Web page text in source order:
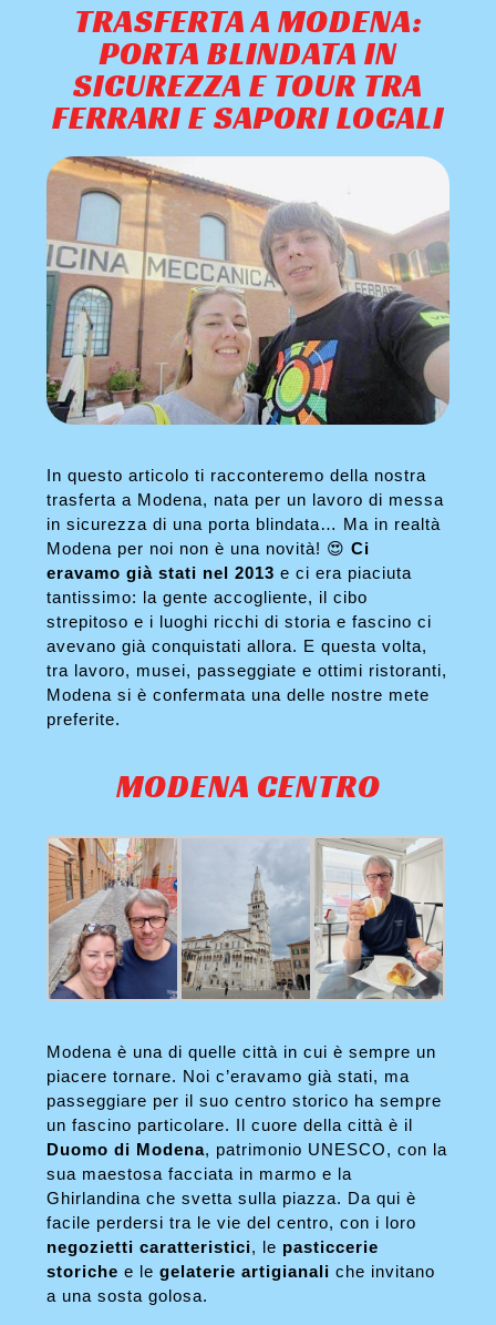
TRASFERTA A MODENA:
PORTA BLINDATA IN
SICUREZZA E TOUR TRA
FERRARI E SAPORI LOCALI
In questo articolo ti racconteremo della nostra
trasferta a Modena, nata per un lavoro di messa
in sicurezza di una porta blindata… Ma in realtà
Modena per noi non è una novità! 😍Ci
eravamo già stati nel 2013 e ci era piaciuta
tantissimo: la gente accogliente, il cibo
strepitoso e i luoghi ricchi di storia e fascino ci
avevano già conquistati allora. E questa volta,
tra lavoro, musei, passeggiate e ottimi ristoranti,
Modena si è confermata una delle nostre mete
preferite.
MODENA CENTRO
Modena è una di quelle città in cui è sempre un
piacere tornare. Noi c’eravamo già stati, ma
passeggiare per il suo centro storico ha sempre
un fascino particolare. Il cuore della città è il
Duomo di Modena, patrimonio UNESCO, con la
sua maestosa facciata in marmo e la
Ghirlandina che svetta sulla piazza. Da qui è
facile perdersi tra le vie del centro, con i loro
negozietti caratteristici, le pasticcerie
storiche e legelaterie artigianali che invitano
a una sosta golosa.